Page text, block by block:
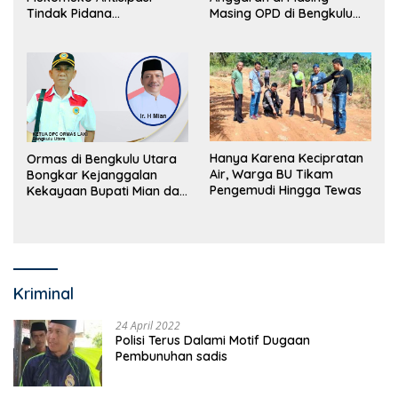
Tindak Pidana
Masing OPD di Bengkulu
Ormas di Bengkulu Utara
Bongkar Kejanggalan
Kekayaan Bupati Mian dan
Hanya Karena Kecipratan
Air, Warga BU Tikam
Pengemudi Hingga Tewas
Kriminal
24 April 2022
Polisi Terus Dalami Motif Dugaan
Pembunuhan sadis